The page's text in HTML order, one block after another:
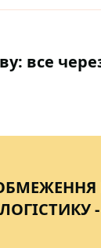
все
-